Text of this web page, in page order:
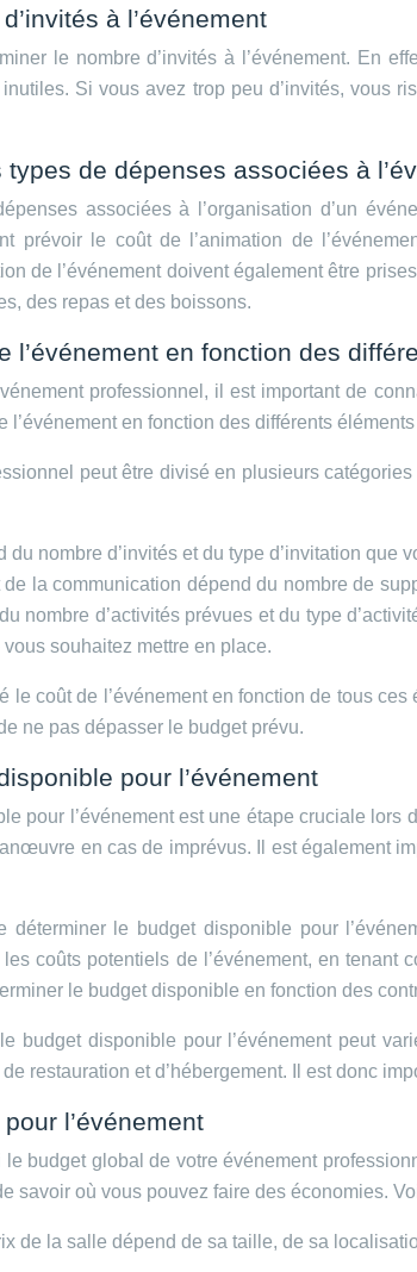
à l’événement
le nombre d’invités à l’événement. En
Si vous avez trop peu d’invités, vous
de dépenses associées à
associées à l’organisation d’un
prévoir le coût de l’animation de
de l’événement doivent également être
des repas et des boissons.
l’événement en fonction des
professionnel, il est important de
l’événement en fonction des différents
peut être divisé en plusieurs
du nombre d’invités et du type d’invitation
de la communication dépend du nombre de
nombre d’activités prévues et du type
souhaitez mettre en place.
le coût de l’événement en fonction de tous
ne pas dépasser le budget prévu.
pour l’événement
pour l’événement est une étape cruciale
en cas de imprévus. Il est également
déterminer le budget disponible pour
coûts potentiels de l’événement, en tenant
le budget disponible en fonction des
budget disponible pour l’événement peut
de restauration et d’hébergement. Il est donc
l’événement
budget global de votre événement
savoir où vous pouvez faire des économies.
de la salle dépend de sa taille, de sa